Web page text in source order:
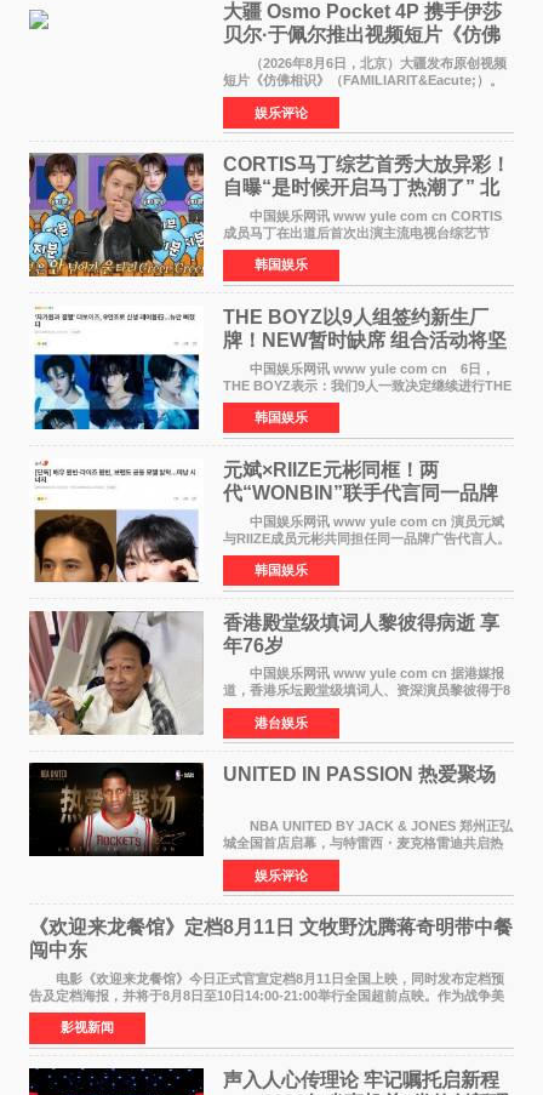
大疆 Osmo Pocket 4P 携手伊莎
贝尔·于佩尔推出视频短片《仿佛
相识》
（2026年8月6日，北京）大疆发布原创视频
短片《仿佛相识》（FAMILIARIT&Eacute;）。
视频短片由戛纳国际电影节最佳女演员伊莎贝尔·
于佩尔（Isabelle Huppert）主演，全程使用大
疆首款双主摄口
娱乐评论
CORTIS马丁综艺首秀大放异彩！
自曝“是时候开启马丁热潮了” 北
美巡演火热进行中
中国娱乐网讯 www yule com cn CORTIS
成员马丁在出道后首次出演主流电视台综艺节
目，展现了多才多艺的魅力。 马丁出演了5日
播出的MBC《Radio Star》Fashion与Passion
之间，I&lsquo;m
韩国娱乐
THE BOYZ以9人组签约新生厂
牌！NEW暂时缺席 组合活动将坚
定不移继续
中国娱乐网讯 www yule com cn 6日，
THE BOYZ表示：我们9人一致决定继续进行THE
BOYZ组合活动，并且已经完成了组合团体活动
签约。目前正在新生厂牌下进行活动准备。尚未
离开THE BOYZ原所
韩国娱乐
元斌×RIIZE元彬同框！两
代“WONBIN”联手代言同一品牌
颜值天花板合体
中国娱乐网讯 www yule com cn 演员元斌
与RIIZE成员元彬共同担任同一品牌广告代言人。
6日据独家报道，继演员元斌之后，RIIZE元彬最
近也被选为某在线中介平台A公司的共同广告代言
人，两人将作
韩国娱乐
香港殿堂级填词人黎彼得病逝 享
年76岁​
中国娱乐网讯 www yule com cn 据港媒报
道，香港乐坛殿堂级填词人、资深演员黎彼得于8
月5日上午因病离世，终年76岁。好友钟志光透
露，黎彼得今年3月中风后便卧床休养，身体机能
持续衰退，最
港台娱乐
UNITED IN PASSION 热爱聚场
NBA UNITED BY JACK & JONES 郑州正弘
城全国首店启幕，与特雷西・麦克格雷迪共启热
爱 2026 年7 月21 日，
NBAUNITEDBYJACK&JONES 全国首店，于郑
州正弘城正式启幕。NBA 传奇球星
娱乐评论
《欢迎来龙餐馆》定档8月11日 文牧野沈腾蒋奇明带中餐
闯中东
电影《欢迎来龙餐馆》今日正式官宣定档8月11日全国上映，同时发布定档预
告及定档海报，并将于8月8日至10日14:00-21:00举行全国超前点映。作为战争美
食大片，影片讲述的是中国厨师徐福（沈腾
影视新闻
声入人心传理论 牢记嘱托启新程